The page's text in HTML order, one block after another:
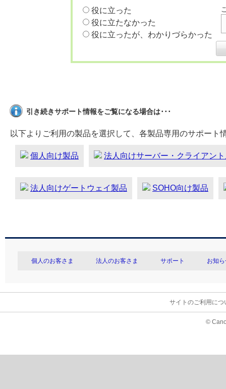
役に立った
役に立たなかった
役に立ったが、わかりづらかった
引き続きサポート情報をご覧になる場合は･･･
以下よりご利用の製品を選択して、各製品専用のサポート
個人向け製品 法人向けサーバー・クライアン
法人向けゲートウェイ製品 SOHO向け製品
個人のお客さま 法人のお客さま サポート お知
サイトのご利用につ
©